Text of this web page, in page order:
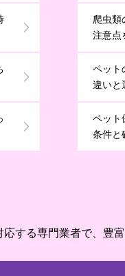
爬虫類
注意点
ペット
違いと
ペット
条件と
応する専門業者で、